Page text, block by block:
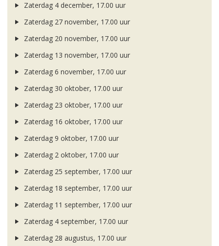
Zaterdag 4 december, 17.00 uur
Zaterdag 27 november, 17.00 uur
Zaterdag 20 november, 17.00 uur
Zaterdag 13 november, 17.00 uur
Zaterdag 6 november, 17.00 uur
Zaterdag 30 oktober, 17.00 uur
Zaterdag 23 oktober, 17.00 uur
Zaterdag 16 oktober, 17.00 uur
Zaterdag 9 oktober, 17.00 uur
Zaterdag 2 oktober, 17.00 uur
Zaterdag 25 september, 17.00 uur
Zaterdag 18 september, 17.00 uur
Zaterdag 11 september, 17.00 uur
Zaterdag 4 september, 17.00 uur
Zaterdag 28 augustus, 17.00 uur